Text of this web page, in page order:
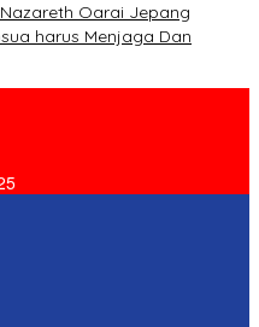
Nazareth Oarai Jepang
harus Menjaga Dan